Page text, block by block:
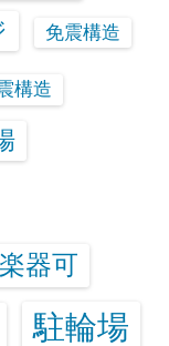
免震構造
構造
楽器可
駐輪場